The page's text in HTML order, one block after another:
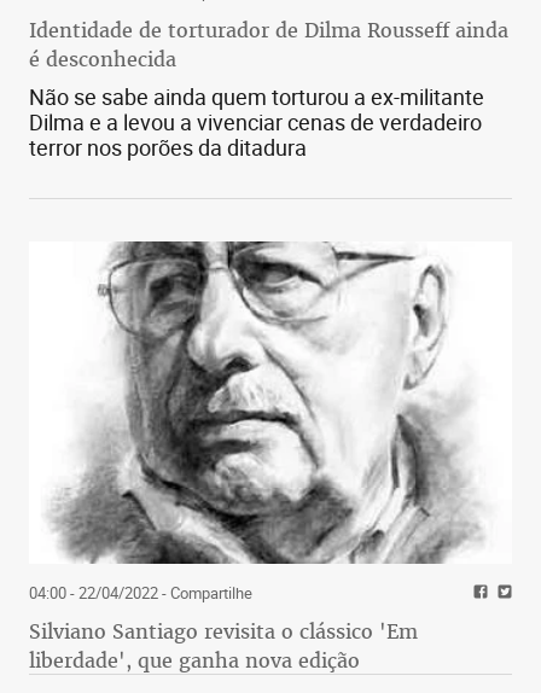
Identidade de torturador de Dilma Rousseff ainda
é desconhecida
Não se sabe ainda quem torturou a ex-militante
Dilma e a levou a vivenciar cenas de verdadeiro
terror nos porões da ditadura
04:00 - 22/04/2022- Compartilhe
Silviano Santiago revisita o clássico 'Em
liberdade', que ganha nova edição